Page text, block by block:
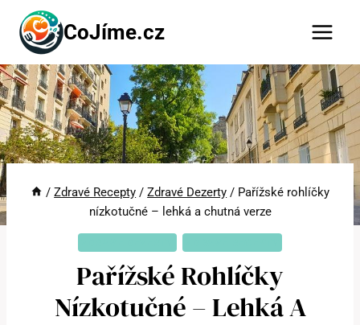
Přeskočit
obsah
CoJíme.cz
/ Zdravé Recepty / Zdravé Dezerty / Pařížské rohlíčky
nízkotučné – lehká a chutná verze
Pařížské Rohlíčky
Nízkotučné – Lehká A